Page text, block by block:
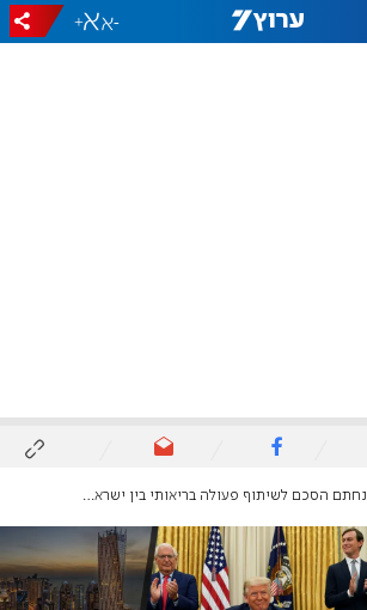
-
+
נחתם הסכם לשיתוף פעולה בריאותי בין ישראל לאמירויות